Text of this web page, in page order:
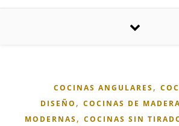
COCINAS ANGULARES,
DISEÑO , COCINAS DE
MODERNAS, COCINAS SIN